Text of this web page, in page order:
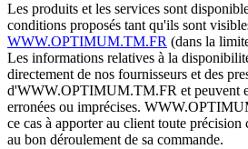
Les produits et les services sont
conditions proposés tant qu'ils sont
WWW.OPTIMUM.TM.FR (dans la
Les informations relatives à la
directement de nos fournisseurs et des
d'WWW.OPTIMUM.TM.FR et peuvent
erronées ou imprécises.
ce cas à apporter au client toute précision
au bon déroulement de sa commande.